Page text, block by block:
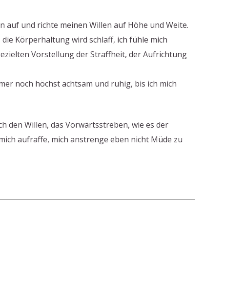
auf und richte meinen Willen auf Höhe und Weite.
Körperhaltung wird schlaff, ich fühle mich
Vorstellung der Straffheit, der Aufrichtung
noch höchst achtsam und ruhig, bis ich mich
den Willen, das Vorwärtsstreben, wie es der
aufraffe, mich anstrenge eben nicht Müde zu